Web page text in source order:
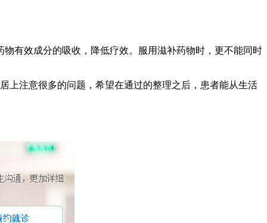
有效成分的吸收，降低疗效。服用滋补药物时，更不能同时
上注意很多的问题，希望在通过的整理之后，患者能从生活